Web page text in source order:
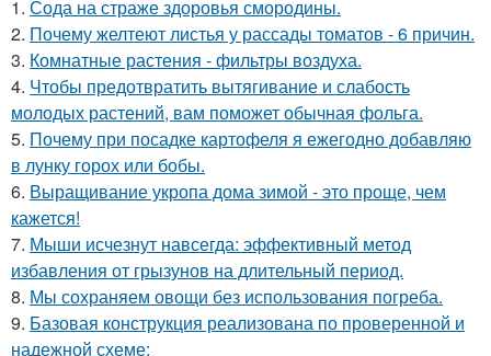
1. Сода на страже здоровья смородины.
2. Почему желтеют листья у рассады томатов - 6 причин.
3. Комнатные растения - фильтры воздуха.
4. Чтобы предотвратить вытягивание и слабость
молодых растений, вам поможет обычная фольга.
5. Почему при посадке картофеля я ежегодно добавляю
в лунку горох или бобы.
6. Выращивание укропа дома зимой - это проще, чем
кажется!
7. Мыши исчезнут навсегда: эффективный метод
избавления от грызунов на длительный период.
8. Мы сохраняем овощи без использования погреба.
9. Базовая конструкция реализована по проверенной и
надежной схеме: